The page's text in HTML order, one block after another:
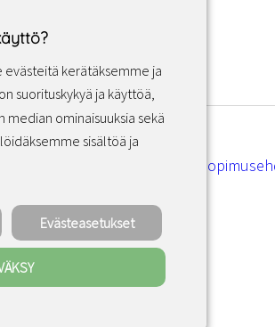
kerätäksemme ja
suorituskykyä ja käyttöä,
median ominaisuuksia sekä
sisältöä ja
Evästeasetukset